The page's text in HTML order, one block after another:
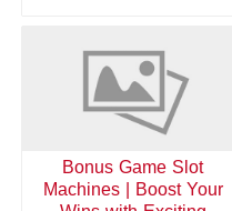
Bonus Game Slot
Machines | Boost Your